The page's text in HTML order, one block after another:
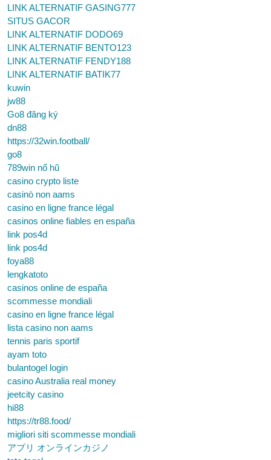
LINK ALTERNATIF GASING777
SITUS GACOR
LINK ALTERNATIF DODO69
LINK ALTERNATIF BENTO123
LINK ALTERNATIF FENDY188
LINK ALTERNATIF BATIK77
kuwin
jw88
Go8 đăng ký
dn88
https://32win.football/
go8
789win nổ hũ
casino crypto liste
casinò non aams
casino en ligne france légal
casinos online fiables en españa
link pos4d
link pos4d
foya88
lengkatoto
casinos online de españa
scommesse mondiali
casino en ligne france légal
lista casino non aams
tennis paris sportif
ayam toto
bulantogel login
casino Australia real money
jeetcity casino
hi88
https://tr88.food/
migliori siti scommesse mondiali
アプリ オンラインカジノ